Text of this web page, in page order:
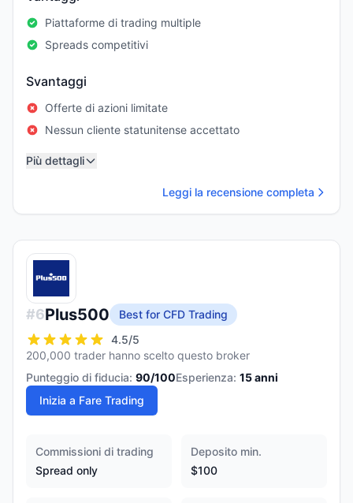
Piattaforme di trading multiple
Spreads competitivi
Svantaggi
Offerte di azioni limitate
Nessun cliente statunitense accettato
Più dettagli
Leggi la recensione completa
#6Plus500
Best for CFD Trading
4.5/5
200,000 trader hanno scelto questo broker
Punteggio di fiducia: 90/100Esperienza: 15anni
Inizia a Fare Trading
Commissioni di trading
Spread only
Deposito min.
$100